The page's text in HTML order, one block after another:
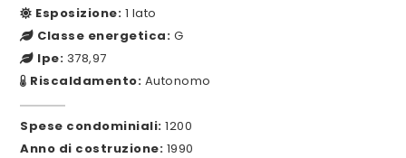
Esposizione: 1 lato
Classe energetica: G
Ipe: 378,97
Riscaldamento: Autonomo
Spese condominiali: 1200
Anno di costruzione: 1990